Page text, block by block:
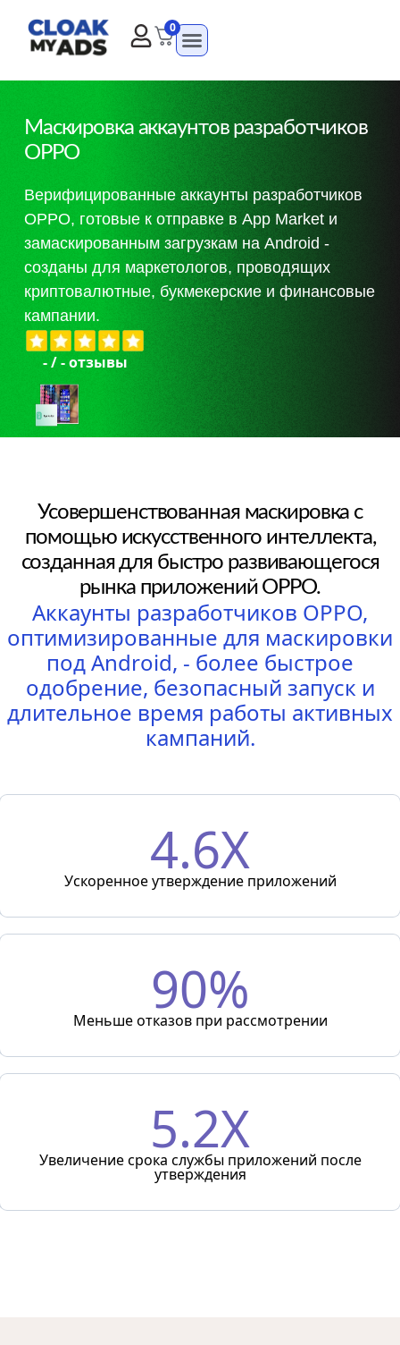
0
Маскировка аккаунтов разработчиков
OPPO
Верифицированные аккаунты разработчиков
OPPO, готовые к отправке в App Market и
замаскированным загрузкам на Android -
созданы для маркетологов, проводящих
криптовалютные, букмекерские и финансовые
кампании.
-/-отзывы
Усовершенствованная маскировка с
помощью искусственного интеллекта,
созданная для быстро развивающегося
рынка приложений OPPO.
Аккаунты разработчиков OPPO,
оптимизированные для маскировки
под Android, - более быстрое
одобрение, безопасный запуск и
длительное время работы активных
кампаний.
4.6X
Ускоренное утверждение приложений
90%
Меньше отказов при рассмотрении
5.2X
Увеличение срока службы приложений после
утверждения